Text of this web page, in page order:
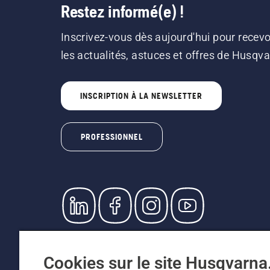
Restez informé(e) !
Inscrivez-vous dès aujourd'hui pour
les actualités, astuces et offres de
INSCRIPTION À LA NEWSLETTER
PROFESSIONNEL
© Husqvarna AB (publ). Tous droits
prix indiqués sont des prix de vente
Conditions générales de vente Politique de retour
Cookies sur le site